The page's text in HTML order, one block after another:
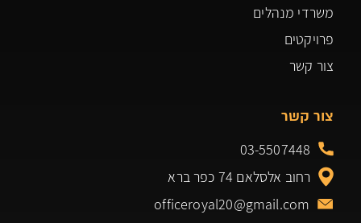
משרדי מנהלים
פרויקטים
צור קשר
צור קשר
03-5507448
רחוב אלסלאם 74 כפר ברא
officeroyal20@gmail.com